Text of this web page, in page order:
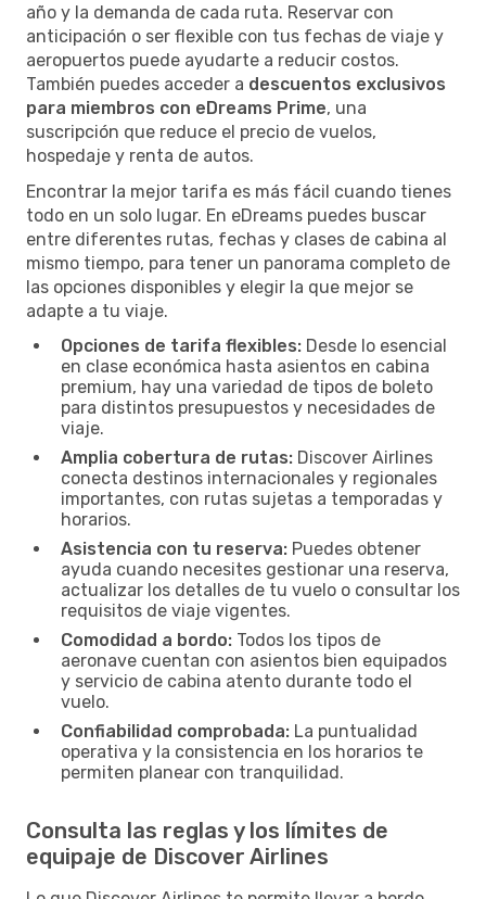
año y la demanda de cada ruta. Reservar con
anticipación o ser flexible con tus fechas de viaje y
aeropuertos puede ayudarte a reducir costos.
También puedes acceder a descuentos exclusivos
para miembros con eDreams Prime, una
suscripción que reduce el precio de vuelos,
hospedaje y renta de autos.
Encontrar la mejor tarifa es más fácil cuando tienes
todo en un solo lugar. En eDreams puedes buscar
entre diferentes rutas, fechas y clases de cabina al
mismo tiempo, para tener un panorama completo de
las opciones disponibles y elegir la que mejor se
adapte a tu viaje.
Opciones de tarifa flexibles: Desde lo esencial
en clase económica hasta asientos en cabina
premium, hay una variedad de tipos de boleto
para distintos presupuestos y necesidades de
viaje.
Amplia cobertura de rutas: Discover Airlines
conecta destinos internacionales y regionales
importantes, con rutas sujetas a temporadas y
horarios.
Asistencia con tu reserva: Puedes obtener
ayuda cuando necesites gestionar una reserva,
actualizar los detalles de tu vuelo o consultar los
requisitos de viaje vigentes.
Comodidad a bordo: Todos los tipos de
aeronave cuentan con asientos bien equipados
y servicio de cabina atento durante todo el
vuelo.
Confiabilidad comprobada: La puntualidad
operativa y la consistencia en los horarios te
permiten planear con tranquilidad.
Consulta las reglas y los límites de
equipaje de Discover Airlines